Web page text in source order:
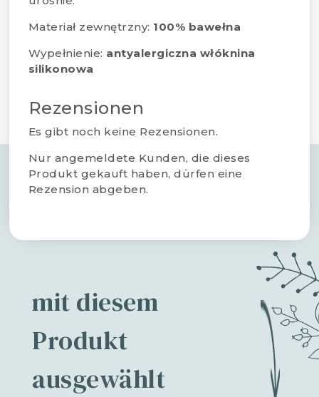
Materiał zewnętrzny: 100% bawełna
Wypełnienie: antyalergiczna włóknina
silikonowa
Rezensionen
Es gibt noch keine Rezensionen.
Nur angemeldete Kunden, die dieses
Produkt gekauft haben, dürfen eine
Rezension abgeben.
mit diesem
Produkt
ausgewählt